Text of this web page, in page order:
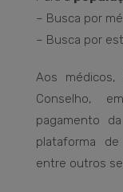
– Busca por
– Busca por
Aos
Conselho,
pagamento
plataforma
entre outros